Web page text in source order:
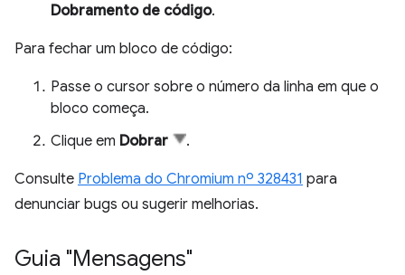
Dobramento de código.
Para fechar um bloco de código:
Passe o cursor sobre o número da linha em que o
bloco começa.
Clique em Dobrar .
Consulte Problema do Chromium nº 328431 para
denunciar bugs ou sugerir melhorias.
Guia "Mensagens"